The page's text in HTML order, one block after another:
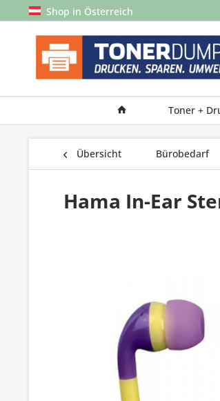
Shop in Österreich
Toner +
Übersicht Bürobedarf
Hama In-Ear